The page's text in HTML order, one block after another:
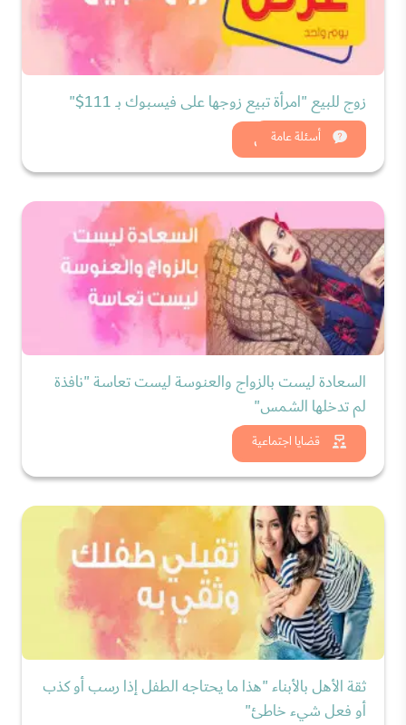
أسئلة عامة
زوج للبيع "امرأة تبيع زوجها على فيسبوك بــ 111$"
شاهد الان
قضايا اجتماعية
السعادة ليست بالزواج والعنوسة ليست تعاسة "نافذة
لم تدخلها الشمس"
شاهد الان
ثقة الأهل بالأبناء "هذا ما يحتاجه الطفل إذا رسب أو كذب
أو فعل شيء خاطئ"